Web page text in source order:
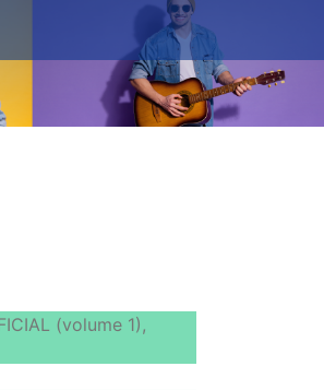
(volume 1),